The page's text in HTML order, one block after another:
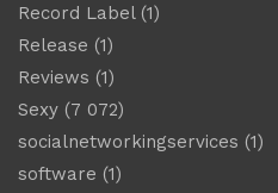
Record Label(1)
Release (1)
Reviews (1)
Sexy (7 072)
socialnetworkingservices (1)
software (1)